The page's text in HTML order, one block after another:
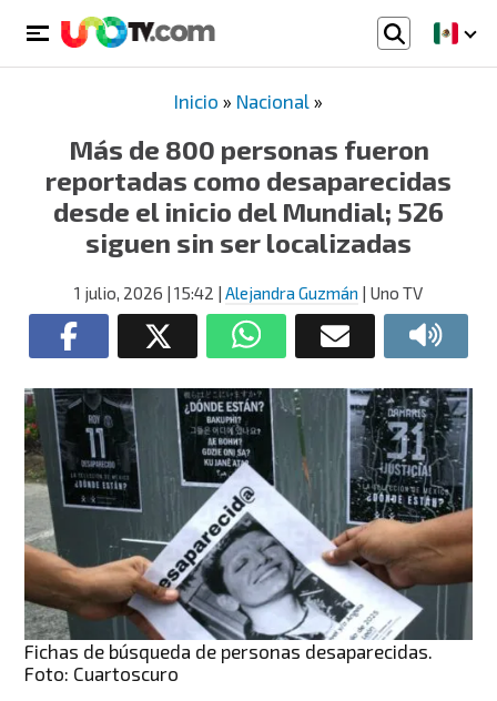
Inicio » Nacional »
Más de 800 personas fueron
reportadas como desaparecidas
desde el inicio del Mundial; 526
siguen sin ser localizadas
1 julio, 2026 | 15:42 | Alejandra Guzmán | Uno TV
Fichas de búsqueda de personas desaparecidas.
Foto: Cuartoscuro